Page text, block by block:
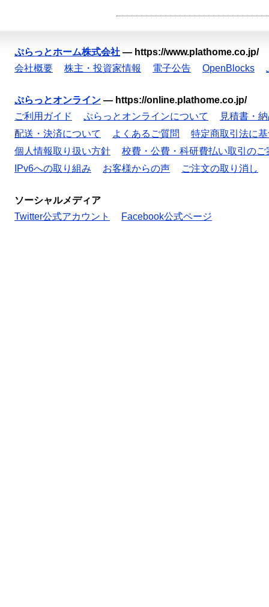
ぷらっとホーム株式会社 — https://www.plathome.co.jp/
会社概要
株主・投資家情報 電子公告 OpenBlocks
ぷらっとオンライン — https://online.plathome.co.jp/
ご利用ガイド
ぷらっとオンラインについて
見積書・
配送・決済について
よくあるご質問
特定商取引法に
個人情報取り扱い方針
校費・公費・科研費払い取引のご
IPv6への取り組み
お客様からの声 ご注文の取り消し
ソーシャルメディア
Twitter公式アカウント
Facebook公式ページ